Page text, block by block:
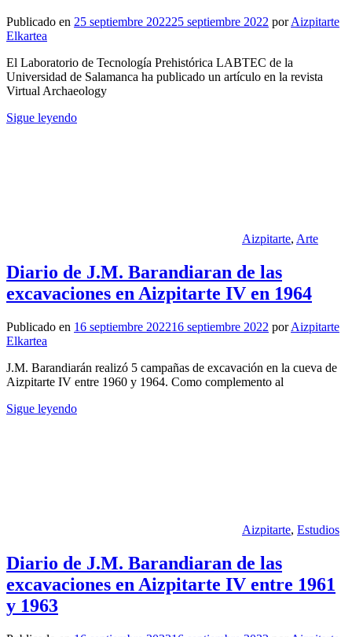
Publicado en 25 septiembre 202225 septiembre 2022 porAizpitarte
Elkartea
El Laboratorio de Tecnología Prehistórica LABTEC de la
Universidad de Salamanca ha publicado un artículo en la revista
Virtual Archaeology
Sigue leyendo
Aizpitarte, Arte
Diario de J.M. Barandiaran de las
excavaciones en Aizpitarte IV en 1964
Publicado en 16 septiembre 202216 septiembre 2022 porAizpitarte
Elkartea
J.M. Barandiarán realizó 5 campañas de excavación en la cueva de
Aizpitarte IV entre 1960 y 1964. Como complemento al
Sigue leyendo
Aizpitarte, Estudios
Diario de J.M. Barandiaran de las
excavaciones en Aizpitarte IV entre 1961
y 1963